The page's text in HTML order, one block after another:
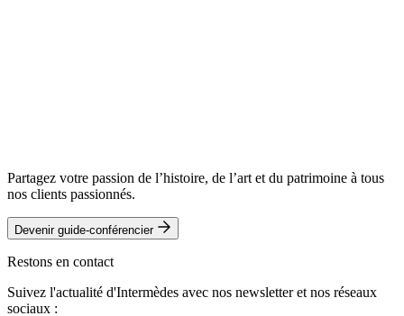
Partagez votre passion de l’histoire, de l’art et du patrimoine à tous
nos clients passionnés.
Devenir guide-conférencier
Restons en contact
Suivez l'actualité d'Intermèdes avec nos newsletter et nos réseaux
sociaux :